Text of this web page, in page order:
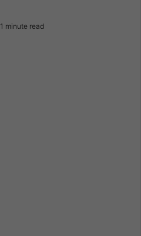
1 minute read